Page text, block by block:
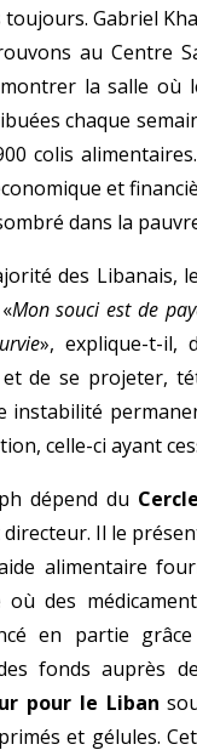
toujours. Gabriel
au Centre
la salle où
chaque
colis
et
dans la
des Libanais,
Mon souci est de
», explique-t-il,
de se projeter,
instabilité
celle-ci ayant
dépend du
Il le
alimentaire
où des
en partie
fonds auprès
pour le Liban
et gélules.